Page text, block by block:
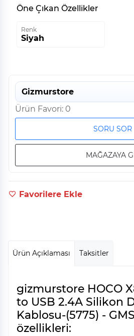
Öne Çıkan Özellikler
Renk
Siyah
Gizmurstore
Ürün Favori: 0
SORU SOR
MAĞAZAYA
Favorilere Ekle
Ürün Açıklaması Taksitler
gizmurstore HOCO
to USB 2.4A Silikon
Kablosu-(5775) -
özellikleri: